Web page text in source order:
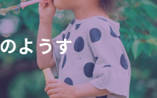
ようす